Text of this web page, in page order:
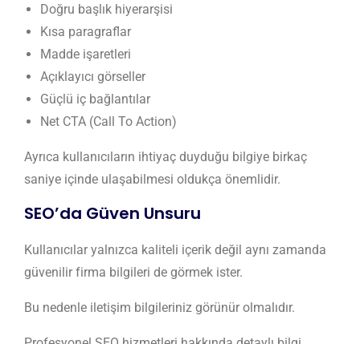
Doğru başlık hiyerarşisi
Kısa paragraflar
Madde işaretleri
Açıklayıcı görseller
Güçlü iç bağlantılar
Net CTA (Call To Action)
Ayrıca kullanıcıların ihtiyaç duyduğu bilgiye birkaç
saniye içinde ulaşabilmesi oldukça önemlidir.
SEO’da Güven Unsuru
Kullanıcılar yalnızca kaliteli içerik değil aynı zamanda
güvenilir firma bilgileri de görmek ister.
Bu nedenle iletişim bilgileriniz görünür olmalıdır.